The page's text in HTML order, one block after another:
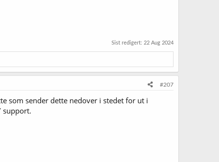
Sist redigert: 22 Aug 2024
#207
som sender dette nedover i stedet for ut i
support.